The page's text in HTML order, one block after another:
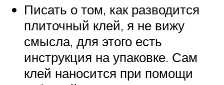
Писать о том, как разводится
плиточный клей, я не вижу
смысла, для этого есть
инструкция на упаковке. Сам
клей наносится при помощи